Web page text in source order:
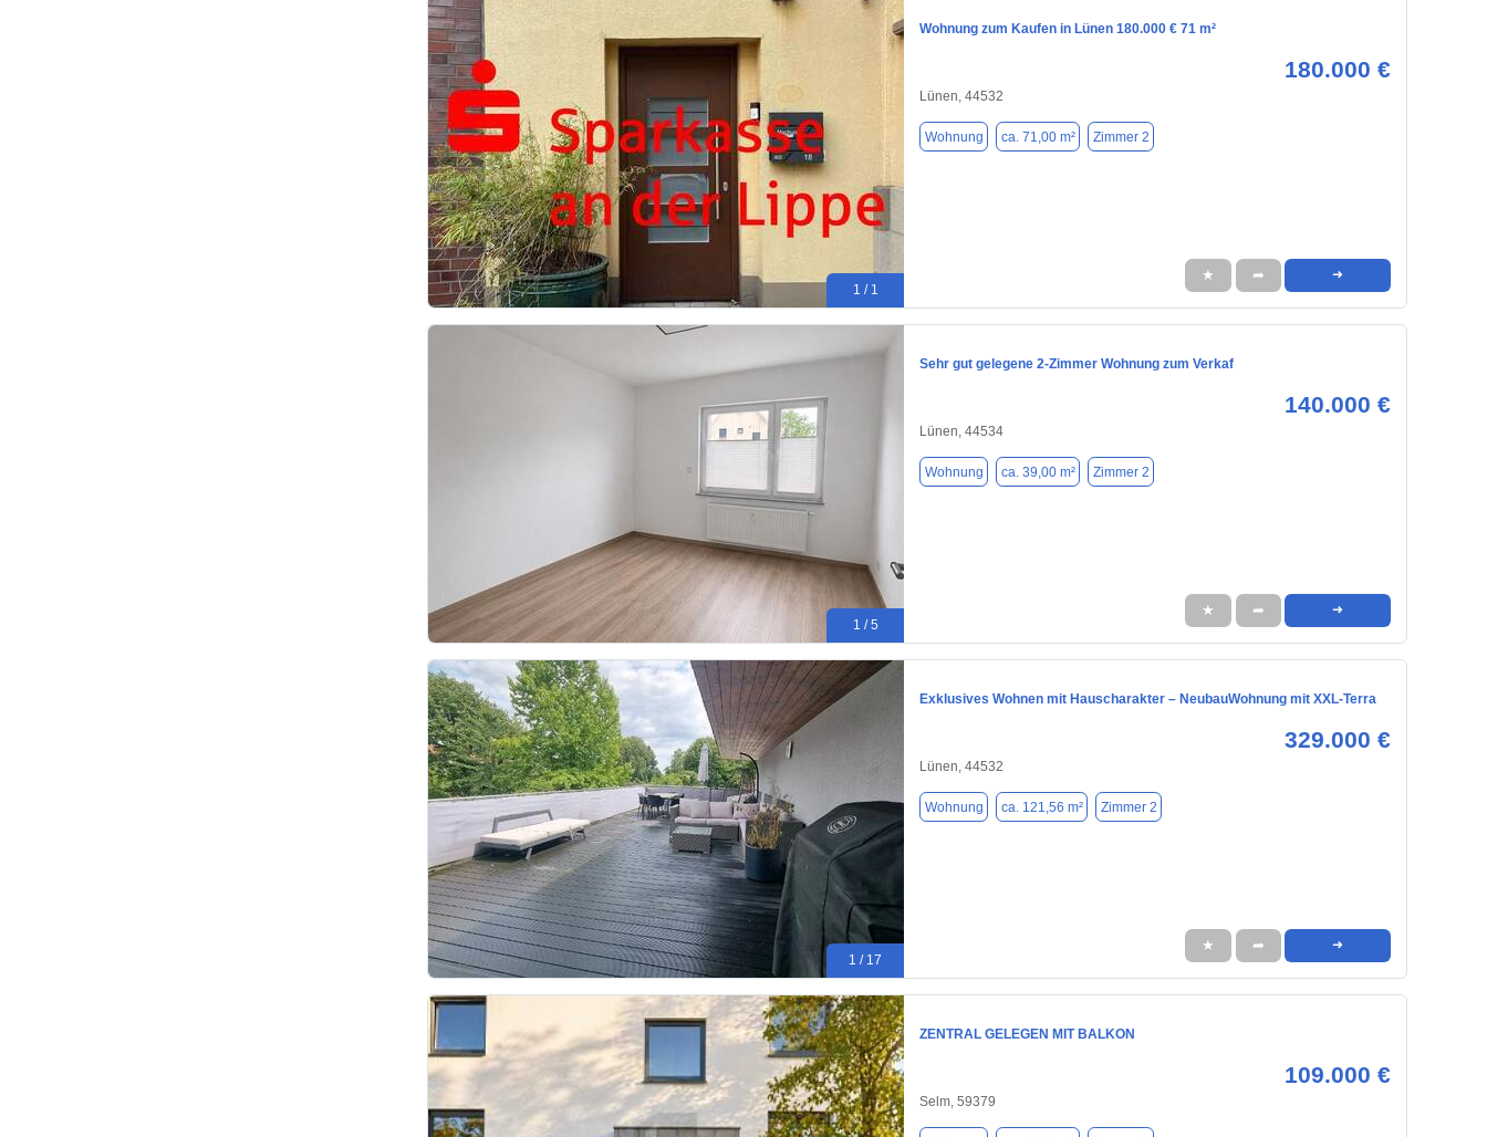
1 / 1
Wohnung zum Kaufen in Lünen 180.000 € 71 m²
180.000 €
Lünen, 44532
Wohnung ca. 71,00 m² Zimmer 2
★ ➦ ➜
1 / 5
Sehr gut gelegene 2-Zimmer Wohnung zum Verkaf
140.000 €
Lünen, 44534
Wohnung ca. 39,00 m² Zimmer 2
★ ➦ ➜
1 / 17
Exklusives Wohnen mit Hauscharakter – NeubauWohnung mit XXL-Terra
329.000 €
Lünen, 44532
Wohnung ca. 121,56 m² Zimmer 2
★ ➦ ➜
ZENTRAL GELEGEN MIT BALKON
109.000 €
Selm, 59379